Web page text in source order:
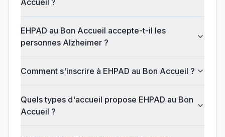
Accueil ?
EHPAD au Bon Accueil accepte-t-il les
personnes Alzheimer ?
Comment s'inscrire à EHPAD au Bon Accueil ?
Quels types d'accueil propose EHPAD au Bon
Accueil ?